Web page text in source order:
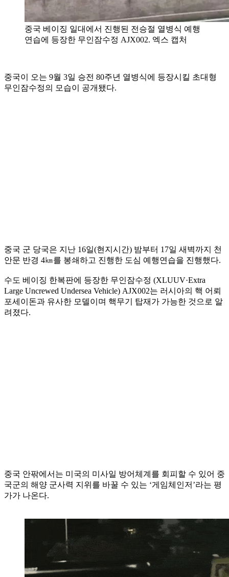
중국 베이징 일대에서 진행된 전승절 열병식 예행
연습에 등장한 무인잠수정 AJX002. 엑스 캡처
중국이 오는 9월 3일 승전 80주년 열병식에 등장시킬 초대형
무인잠수정의 모습이 공개됐다.
중국 군 당국은 지난 16일(현지시간) 밤부터 17일 새벽까지 천
안문 반경 4㎞를 봉쇄하고 진행한 도심 예행연습을 진행했다.
수도 베이징 한복판에 등장한 무인잠수정 (XLUUV·Extra
Large Uncrewed Undersea Vehicle) AJX002는 러시아의 핵 어뢰
포세이돈과 유사한 모델이며 핵무기 탑재가 가능한 것으로 알
려졌다.
중국 안팎에서는 미국의 미사일 방어체계를 회피할 수 있어 중
국군의 해양 군사력 지위를 바꿀 수 있는 ‘게임체인저’라는 평
가가 나온다.